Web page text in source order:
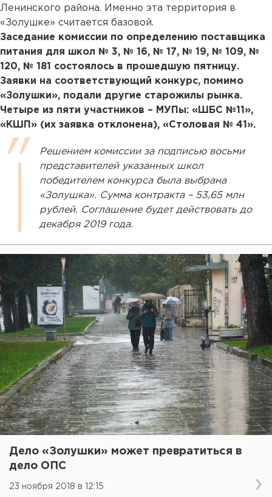
Ленинского района. Именно эта территория в
«Золушке» считается базовой.
Заседание комиссии по определению поставщика
питания для школ № 3, № 16, № 17, № 19, № 109, №
120, № 181 состоялось в прошедшую пятницу.
Заявки на соответствующий конкурс, помимо
«Золушки», подали другие старожилы рынка.
Четыре из пяти участников – МУПы: «ШБС №11»,
«КШП» (их заявка отклонена), «Столовая № 41».
Решением комиссии за подписью восьми
представителей указанных школ
победителем конкурса была выбрана
«Золушка». Сумма контракта – 53,65 млн
рублей. Соглашение будет действовать до
декабря 2019 года.
Дело «Золушки» может превратиться в
дело ОПС
23 ноября 2018 в 12:15